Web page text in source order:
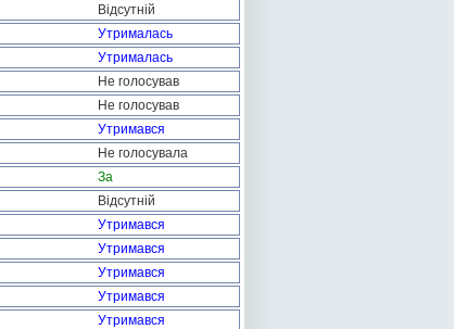
Відсутній
Утрималась
Утрималась
Не голосував
Не голосував
Утримався
Не голосувала
За
Відсутній
Утримався
Утримався
Утримався
Утримався
Утримався